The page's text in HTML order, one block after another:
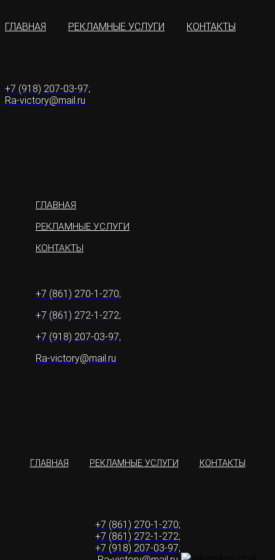
ГЛАВНАЯ РЕКЛАМНЫЕ УСЛУГИ КОНТАКТЫ
+7 (918) 207-03-97;
Ra-victory@mail.ru
ГЛАВНАЯ
РЕКЛАМНЫЕ УСЛУГИ
КОНТАКТЫ
+7 (861) 270-1-270;
+7 (861) 272-1-272;
+7 (918) 207-03-97;
Ra-victory@mail.ru
ГЛАВНАЯ РЕКЛАМНЫЕ УСЛУГИ КОНТАКТЫ
+7 (861) 270-1-270;
+7 (861) 272-1-272;
+7 (918) 207-03-97;